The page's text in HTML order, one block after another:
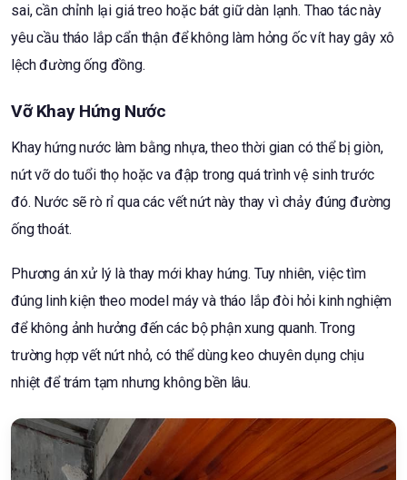
sai, cần chỉnh lại giá treo hoặc bát giữ dàn lạnh. Thao tác này
yêu cầu tháo lắp cẩn thận để không làm hỏng ốc vít hay gây xô
lệch đường ống đồng.
Vỡ Khay Hứng Nước
Khay hứng nước làm bằng nhựa, theo thời gian có thể bị giòn,
nứt vỡ do tuổi thọ hoặc va đập trong quá trình vệ sinh trước
đó. Nước sẽ rò rỉ qua các vết nứt này thay vì chảy đúng đường
ống thoát.
Phương án xử lý là thay mới khay hứng. Tuy nhiên, việc tìm
đúng linh kiện theo model máy và tháo lắp đòi hỏi kinh nghiệm
để không ảnh hưởng đến các bộ phận xung quanh. Trong
trường hợp vết nứt nhỏ, có thể dùng keo chuyên dụng chịu
nhiệt để trám tạm nhưng không bền lâu.